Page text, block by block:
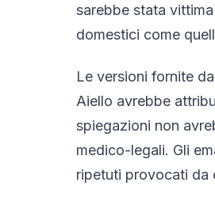
sarebbe stata
domestici come
Le versioni fornite
Aiello avrebbe
spiegazioni non
medico-legali. Gli
ripetuti provocati da